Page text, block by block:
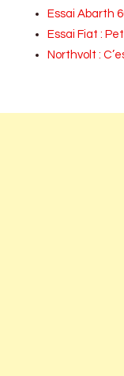
Essai Abarth
Essai Fiat :
Northvolt :